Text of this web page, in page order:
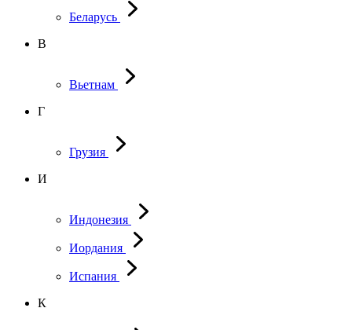
Беларусь
В
Вьетнам
Г
Грузия
И
Индонезия
Иордания
Испания
К